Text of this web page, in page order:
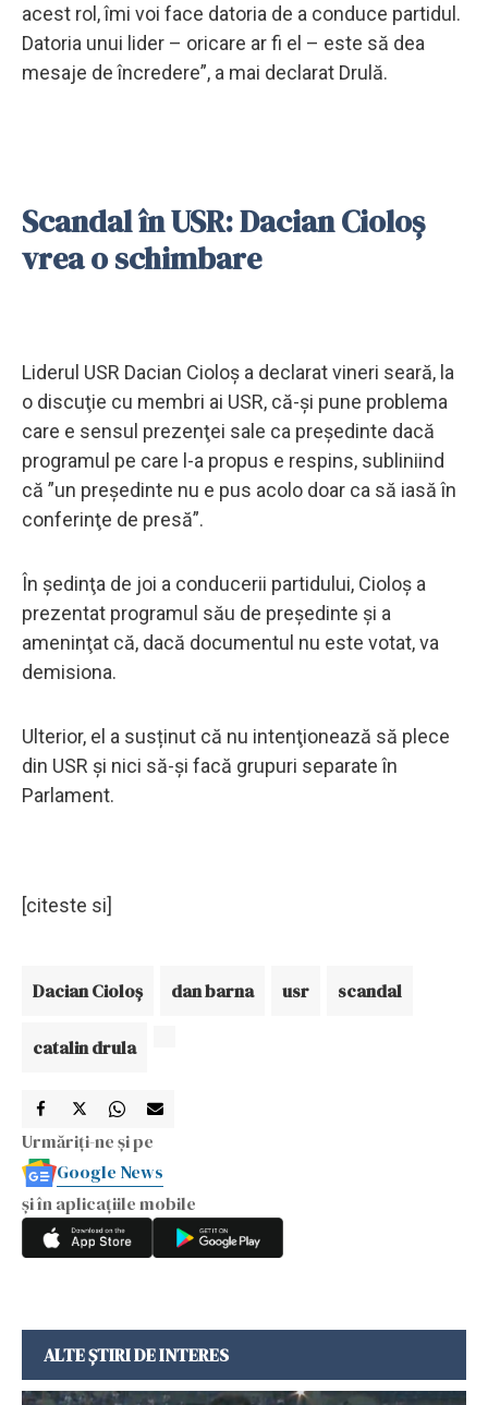
acest rol, îmi voi face datoria de a conduce partidul.
Datoria unui lider – oricare ar fi el – este să dea
mesaje de încredere”, a mai declarat Drulă.
Scandal în USR: Dacian Cioloș
vrea o schimbare
Liderul USR Dacian Cioloş a declarat vineri seară, la
o discuţie cu membri ai USR, că-şi pune problema
care e sensul prezenţei sale ca preşedinte dacă
programul pe care l-a propus e respins, subliniind
că ”un preşedinte nu e pus acolo doar ca să iasă în
conferinţe de presă”.
În şedinţa de joi a conducerii partidului, Cioloş a
prezentat programul său de preşedinte şi a
ameninţat că, dacă documentul nu este votat, va
demisiona.
Ulterior, el a susținut că nu intenţionează să plece
din USR şi nici să-şi facă grupuri separate în
Parlament.
[citeste si]
Dacian Cioloş dan barna usr scandal
catalin drula
Urmăriți-ne și pe
Google News
și în aplicațiile mobile
ALTE ȘTIRI DE INTERES